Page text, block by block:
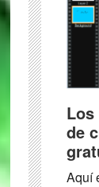
de
Aquí